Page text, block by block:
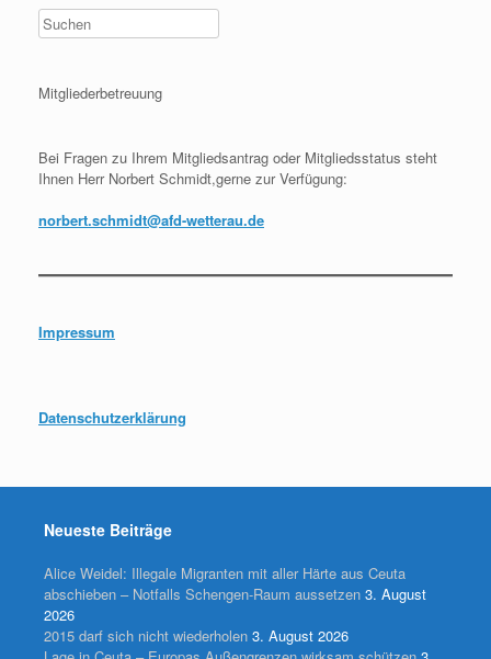
Mitgliederbetreuung
Bei Fragen zu Ihrem Mitgliedsantrag oder Mitgliedsstatus steht
Ihnen Herr Norbert Schmidt,gerne zur Verfügung:
norbert.schmidt@afd-wetterau.de
Impressum
Datenschutzerklärung
Neueste Beiträge
Alice Weidel: Illegale Migranten mit aller Härte aus Ceuta
abschieben – Notfalls Schengen-Raum aussetzen 3. August
2026
2015 darf sich nicht wiederholen 3. August 2026